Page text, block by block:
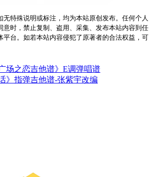
无特殊说明或标注，均为本站原创发布。任何个人
意时，禁止复制、盗用、采集、发布本站内容到任
平台。如若本站内容侵犯了原著者的合法权益，可
场之恋吉他谱》E调弹唱谱
》指弹吉他谱-张紫宇改编